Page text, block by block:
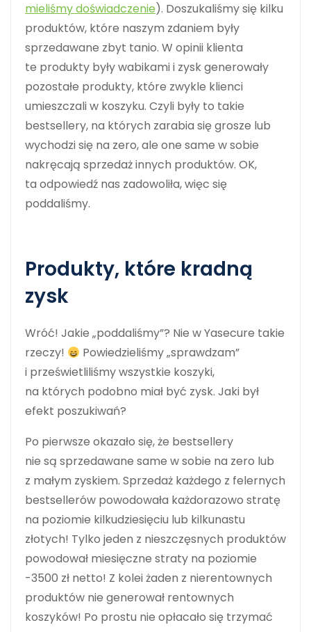
mieliśmy doświadczenie). Doszukaliśmy się kilku
produktów, które naszym zdaniem były
sprzedawane zbyt tanio. W opinii klienta
te produkty były wabikami i zysk generowały
pozostałe produkty, które zwykle klienci
umieszczali w koszyku. Czyli były to takie
bestsellery, na których zarabia się grosze lub
wychodzi się na zero, ale one same w sobie
nakręcają sprzedaż innych produktów. OK,
ta odpowiedź nas zadowoliła, więc się
poddaliśmy.
Produkty, które kradną
zysk
Wróć! Jakie „poddaliśmy”? Nie w Yasecure takie
rzeczy!
Powiedzieliśmy „sprawdzam”
i prześwietliliśmy wszystkie koszyki,
na których podobno miał być zysk. Jaki był
efekt poszukiwań?
Po pierwsze okazało się, że bestsellery
nie są sprzedawane same w sobie na zero lub
z małym zyskiem. Sprzedaż każdego z felernych
bestsellerów powodowała każdorazowo stratę
na poziomie kilkudziesięciu lub kilkunastu
złotych! Tylko jeden z nieszczęsnych produktów
powodował miesięczne straty na poziomie
-3500 zł netto! Z kolei żaden z nierentownych
produktów nie generował rentownych
koszyków! Po prostu nie opłacało się trzymać